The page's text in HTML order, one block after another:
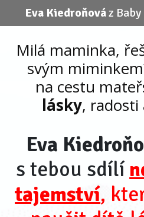
Eva Kiedroňováz Baby
Milá maminka,
svým
na cestu
lásky, radosti
Eva
s tebou sdílí
tajemství,